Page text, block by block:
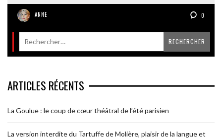
ANNE 0
ARTICLES RÉCENTS
La Goulue : le coup de cœur théâtral de l’été parisien
La version interdite du Tartuffe de Molière, plaisir de la langue et